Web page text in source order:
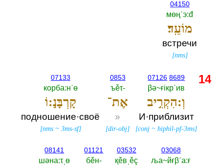
04150
мөңˈэ:đ
מוֹעֵֽד׃
встречи
[nms]
07126 8689
βә~ғiкрˈив
וְ:הִקְרִ֣יב
И·приблизит
[conj ~hiphil-pf-3ms]
0853
ъěτ-‎
אֶת־
»
[dir-obj]
07133
корба:нˈө
קָרְבָּנ֣:וֹ
подношение·своё
[nms~ 3ms-sf]
03068
ља~йғβˈа:ғ
03532
қěвˌěç
01121
бěн-‎
08141
шәна:τˌө
14